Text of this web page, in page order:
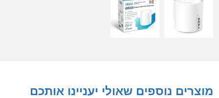
מוצרים נוספים שאולי יעניינו אותכם